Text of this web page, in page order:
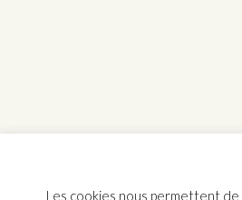
Les cookies nous permettent